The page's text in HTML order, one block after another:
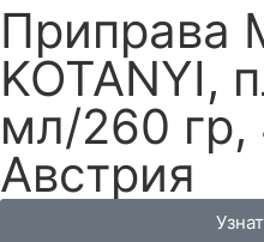
Приправа
KOTANYI,
мл/260 гр,
Австрия